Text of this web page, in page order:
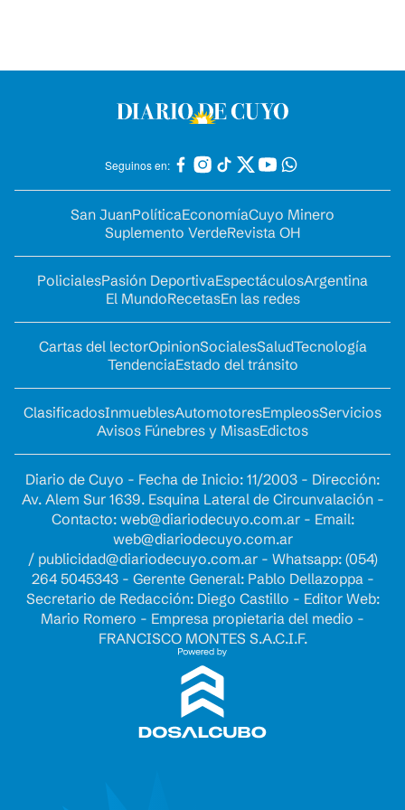
Seguinos en:
San JuanPolíticaEconomíaCuyo Minero
Suplemento VerdeRevista OH
PolicialesPasión DeportivaEspectáculosArgentina
El MundoRecetasEn las redes
Cartas del lectorOpinionSocialesSaludTecnología
TendenciaEstado del tránsito
ClasificadosInmueblesAutomotoresEmpleosServicios
Avisos Fúnebres y MisasEdictos
Diario de Cuyo - Fecha de Inicio: 11/2003 - Dirección:
Av. Alem Sur 1639. Esquina Lateral de Circunvalación -
Contacto: web@diariodecuyo.com.ar- Email:
web@diariodecuyo.com.ar
/ publicidad@diariodecuyo.com.ar- Whatsapp: (054)
264 5045343 - Gerente General: Pablo Dellazoppa -
Secretario de Redacción: Diego Castillo - Editor Web:
Mario Romero - Empresa propietaria del medio -
FRANCISCO MONTES S.A.C.I.F.